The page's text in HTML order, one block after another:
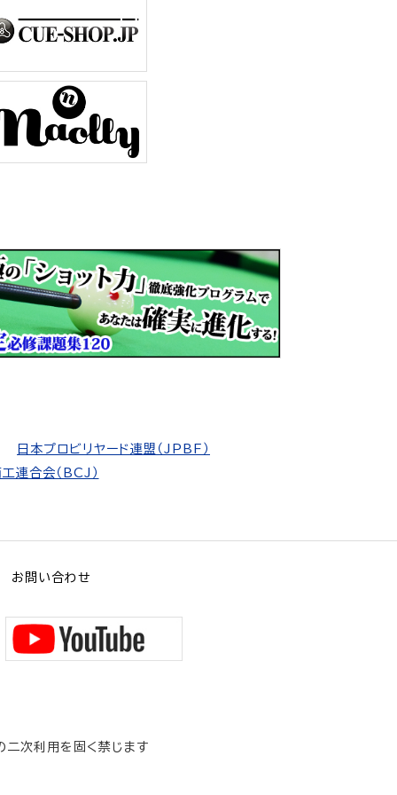
日本プロビリヤード連盟（JPBF）
連合会（BCJ）
お問い合わせ
二次利用を固く禁じます